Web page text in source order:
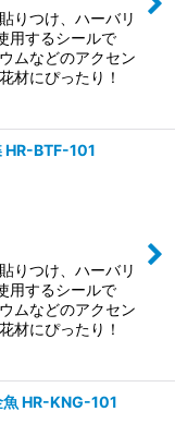
りつけ、ハーバリ
用するシールで
ムなどのアクセン
材にぴったり！
HR-BTF-101
りつけ、ハーバリ
用するシールで
ムなどのアクセン
材にぴったり！
魚 HR-KNG-101